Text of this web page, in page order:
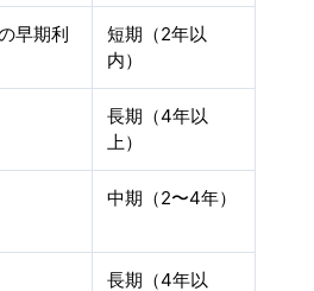
早期利
短期（2年以
内）
長期（4年以
上）
中期（2〜4年）
長期（4年以